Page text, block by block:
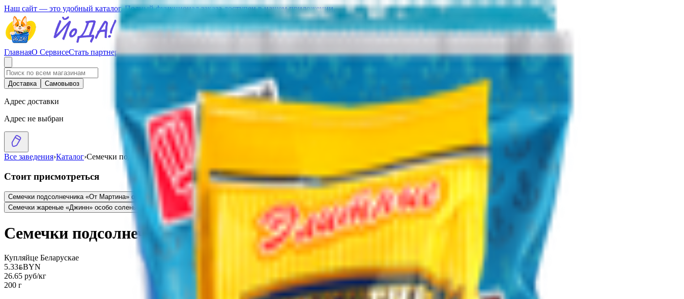
Наш сайт — это удобный каталог. Полный функционал заказа доступен в нашем приложении.
ГлавнаяО СервисеСтать партнерам
Доставка Самовывоз
Адрес доставки
Адрес не выбран
Все заведения›Каталог›Семечки подсолнечника «От Мартина» жареные с солью
Стоит присмотреться
Семечки подсолнечника «От Мартина» отборные жареные BYN BYNBYN Семечки жареные «Джинн» соленые
Семечки жареные «Джинн» особо соленые
3.29 BYN Семечки подсолнечника «Никитин» Элитные люкс жареные3.91BYNBYN
Семечки подсолнечника «От Мартина» жареные с солью
Купляйце Беларускае
5.33BYNBYN
26.65 руб/кг
200 г